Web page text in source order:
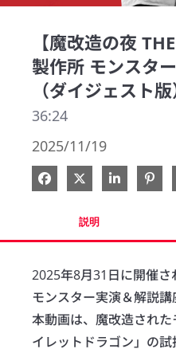
【魔改造の夜
製作所 モンスタ
（ダイジェスト版
36:24
2025/11/19
Facebook で共有
Xで共有する
LinkedIn
説明
2025年8月31日に開催
モンスター実演＆解説講
本動画は、魔改造された
イレットドラゴン」の